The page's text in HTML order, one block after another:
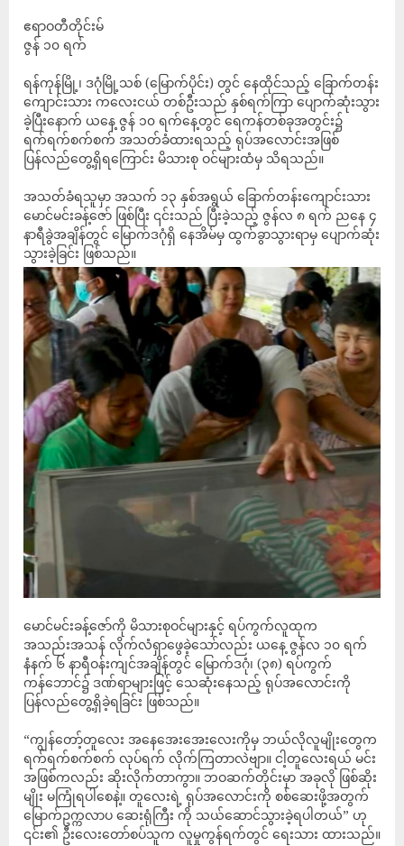
ဧရာဝတီတိုင်းမ်
ဇွန် ၁၀ ရက်
ရန်ကုန်မြို့၊ ဒဂုံမြို့သစ် (မြောက်ပိုင်း) တွင် နေထိုင်သည့် ခြောက်တန်း
ကျောင်းသား ကလေးငယ် တစ်ဦးသည် နှစ်ရက်ကြာ ပျောက်ဆုံးသွား
ခဲ့ပြီးနောက် ယနေ့ ဇွန် ၁၀ ရက်နေ့တွင် ရေကန်တစ်ခုအတွင်း၌
ရက်ရက်စက်စက် အသတ်ခံထားရသည့် ရုပ်အလောင်းအဖြစ်
ပြန်လည်တွေ့ရှိရကြောင်း မိသားစု ဝင်များထံမှ သိရသည်။
အသတ်ခံရသူမှာ အသက် ၁၃ နှစ်အရွယ် ခြောက်တန်းကျောင်းသား
မောင်မင်းခန့်ဇော် ဖြစ်ပြီး ၎င်းသည် ပြီးခဲ့သည့် ဇွန်လ ၈ ရက် ညနေ ၄
နာရီခွဲအချိန်တွင် မြောက်ဒဂုံရှိ နေအိမ်မှ ထွက်ခွာသွားရာမှ ပျောက်ဆုံး
သွားခဲ့ခြင်း ဖြစ်သည်။
မောင်မင်းခန့်ဇော်ကို မိသားစုဝင်များနှင့် ရပ်ကွက်လူထုက
အသည်းအသန် လိုက်လံရှာဖွေခဲ့သော်လည်း ယနေ့ ဇွန်လ ၁၀ ရက်
နံနက် ၆ နာရီဝန်းကျင်အချိန်တွင် မြောက်ဒဂုံ၊ (၃၈) ရပ်ကွက်
ကန်ဘောင်၌ ဒဏ်ရာများဖြင့် သေဆုံးနေသည့် ရုပ်အလောင်းကို
ပြန်လည်တွေ့ရှိခဲ့ရခြင်း ဖြစ်သည်။
“ကျွန်တော့်တူလေး အနေအေးအေးလေးကိုမှ ဘယ်လိုလူမျိုးတွေက
ရက်ရက်စက်စက် လုပ်ရက် လိုက်ကြတာလဲဗျာ။ ငါ့တူလေးရယ် မင်း
အဖြစ်ကလည်း ဆိုးလိုက်တာကွာ။ ဘဝဆက်တိုင်းမှာ အခုလို ဖြစ်ဆိုး
မျိုး မကြုံရပါစေနဲ့။ တူလေးရဲ့ ရုပ်အလောင်းကို စစ်ဆေးဖို့အတွက်
မြောက်ဥက္ကလာပ ဆေးရုံကြီး ကို သယ်ဆောင်သွားခဲ့ရပါတယ်” ဟု
၎င်း၏ ဦးလေးတော်စပ်သူက လူမှုကွန်ရက်တွင် ရေးသား ထားသည်။